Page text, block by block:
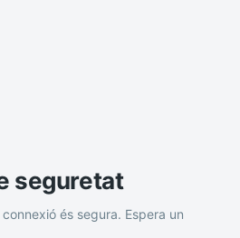
seguretat
és segura. Espera un